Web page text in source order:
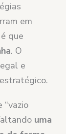
em
que
. O
e
“vazio
uma